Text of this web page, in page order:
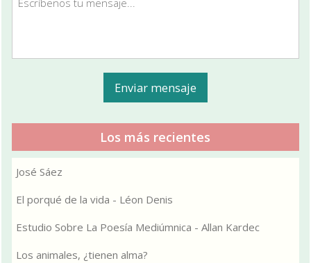
Los más recientes
José Sáez
El porqué de la vida - Léon Denis
Estudio Sobre La Poesía Mediúmnica - Allan Kardec
Los animales, ¿tienen alma?